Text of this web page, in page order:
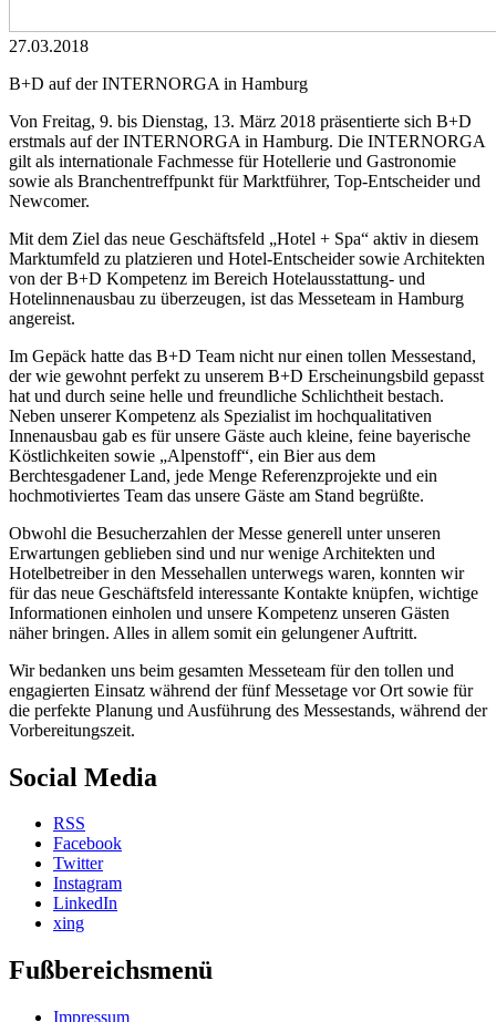
27.03.2018
B+D auf der INTERNORGA in Hamburg
Von Freitag, 9. bis Dienstag, 13. März 2018 präsentierte sich B+D
erstmals auf der INTERNORGA in Hamburg. Die INTERNORGA
gilt als internationale Fachmesse für Hotellerie und Gastronomie
sowie als Branchentreffpunkt für Marktführer, Top-Entscheider und
Newcomer.
Mit dem Ziel das neue Geschäftsfeld „Hotel + Spa“ aktiv in diesem
Marktumfeld zu platzieren und Hotel-Entscheider sowie Architekten
von der B+D Kompetenz im Bereich Hotelausstattung- und
Hotelinnenausbau zu überzeugen, ist das Messeteam in Hamburg
angereist.
Im Gepäck hatte das B+D Team nicht nur einen tollen Messestand,
der wie gewohnt perfekt zu unserem B+D Erscheinungsbild gepasst
hat und durch seine helle und freundliche Schlichtheit bestach.
Neben unserer Kompetenz als Spezialist im hochqualitativen
Innenausbau gab es für unsere Gäste auch kleine, feine bayerische
Köstlichkeiten sowie „Alpenstoff“, ein Bier aus dem
Berchtesgadener Land, jede Menge Referenzprojekte und ein
hochmotiviertes Team das unsere Gäste am Stand begrüßte.
Obwohl die Besucherzahlen der Messe generell unter unseren
Erwartungen geblieben sind und nur wenige Architekten und
Hotelbetreiber in den Messehallen unterwegs waren, konnten wir
für das neue Geschäftsfeld interessante Kontakte knüpfen, wichtige
Informationen einholen und unsere Kompetenz unseren Gästen
näher bringen. Alles in allem somit ein gelungener Auftritt.
Wir bedanken uns beim gesamten Messeteam für den tollen und
engagierten Einsatz während der fünf Messetage vor Ort sowie für
die perfekte Planung und Ausführung des Messestands, während der
Vorbereitungszeit.
Social Media
RSS
Facebook
Twitter
Instagram
LinkedIn
xing
Fußbereichsmenü
Impressum